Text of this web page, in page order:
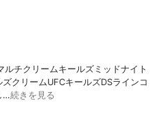
チクリームキールズミッドナイト
クリームUFCキールズDSラインコ
…続きを見る